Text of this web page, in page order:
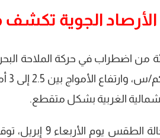
الأرصاد الجوية تكشف
من اضطراب في حركة الملاحة
الغربية بشكل متقطع.
وفيما يتعلق